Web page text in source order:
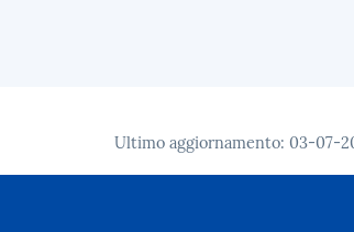
Ultimo aggiornamento: 03-07-